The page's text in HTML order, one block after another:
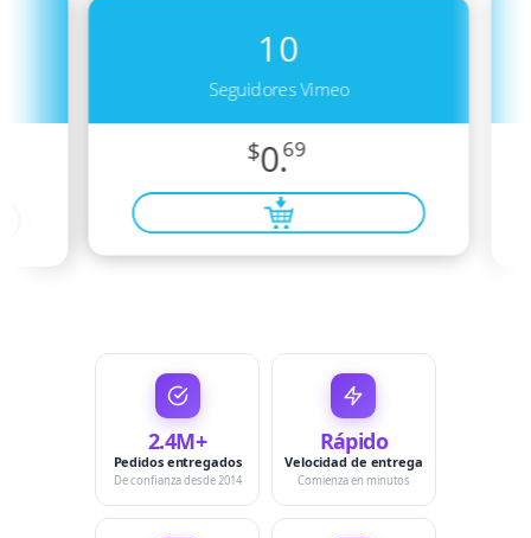
10
Seguidores Vimeo
$0.69
2.4M+
Pedidos entregados
De confianza desde 2014
Rápido
Velocidad de entrega
Comienza en minutos